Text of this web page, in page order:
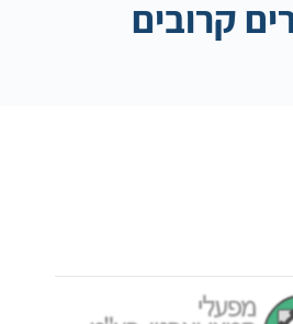
קרובים